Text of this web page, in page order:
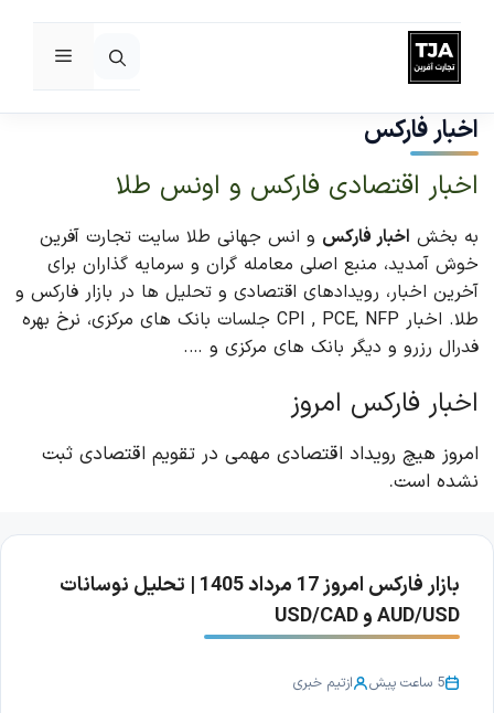
پرش
به
محتوا
فهرست
اخبار فارکس
اخبار اقتصادی فارکس و اونس طلا
به بخش اخبار فارکس و انس جهانی طلا سایت تجارت آفرین
خوش آمدید، منبع اصلی معامله گران و سرمایه گذاران برای
آخرین اخبار، رویدادهای اقتصادی و تحلیل ها در بازار فارکس و
طلا. اخبار CPI , PCE, NFP جلسات بانک های مرکزی، نرخ بهره
فدرال رزرو و دیگر بانک های مرکزی و ….
اخبار فارکس امروز
امروز هیچ رویداد اقتصادی مهمی در تقویم اقتصادی ثبت
نشده است.
بازار فارکس امروز 17 مرداد 1405 | تحلیل نوسانات
AUD/USD و USD/CAD
5 ساعت پیش ازتیم خبری